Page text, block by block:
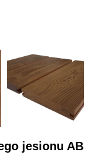
jesionu AB